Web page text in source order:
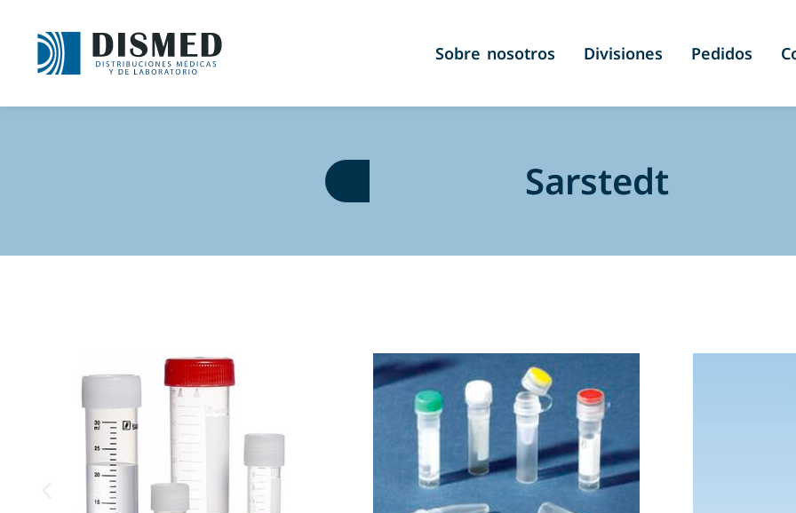
Sobre nosotros Divisiones Pedidos
Sarstedt